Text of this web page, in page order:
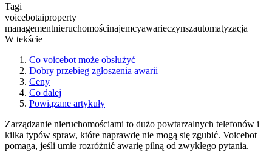
Tagi
voicebotaiproperty
managementnieruchomościnajemcyawarieczynszautomatyzacja
W tekście
Co voicebot może obsłużyć
Dobry przebieg zgłoszenia awarii
Ceny
Co dalej
Powiązane artykuły
Zarządzanie nieruchomościami to dużo powtarzalnych telefonów i
kilka typów spraw, które naprawdę nie mogą się zgubić. Voicebot
pomaga, jeśli umie rozróżnić awarię pilną od zwykłego pytania.